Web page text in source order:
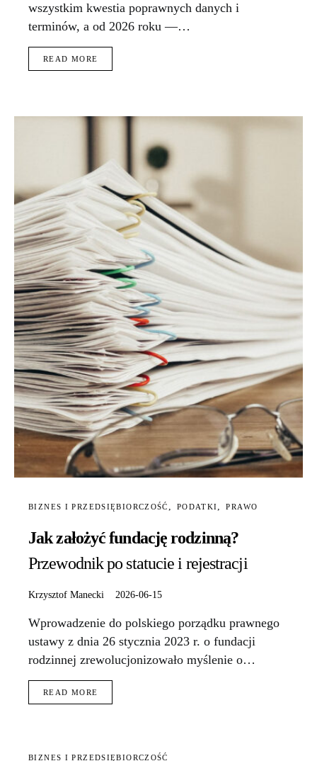
wszystkim kwestia poprawnych danych i
terminów, a od 2026 roku —…
READ MORE
BIZNES I PRZEDSIĘBIORCZOŚĆ PODATKI PRAWO
Jak założyć fundację rodzinną?
Przewodnik po statucie i rejestracji
Krzysztof Manecki 2026-06-15
Wprowadzenie do polskiego porządku prawnego
ustawy z dnia 26 stycznia 2023 r. o fundacji
rodzinnej zrewolucjonizowało myślenie o…
READ MORE
BIZNES I PRZEDSIĘBIORCZOŚĆ